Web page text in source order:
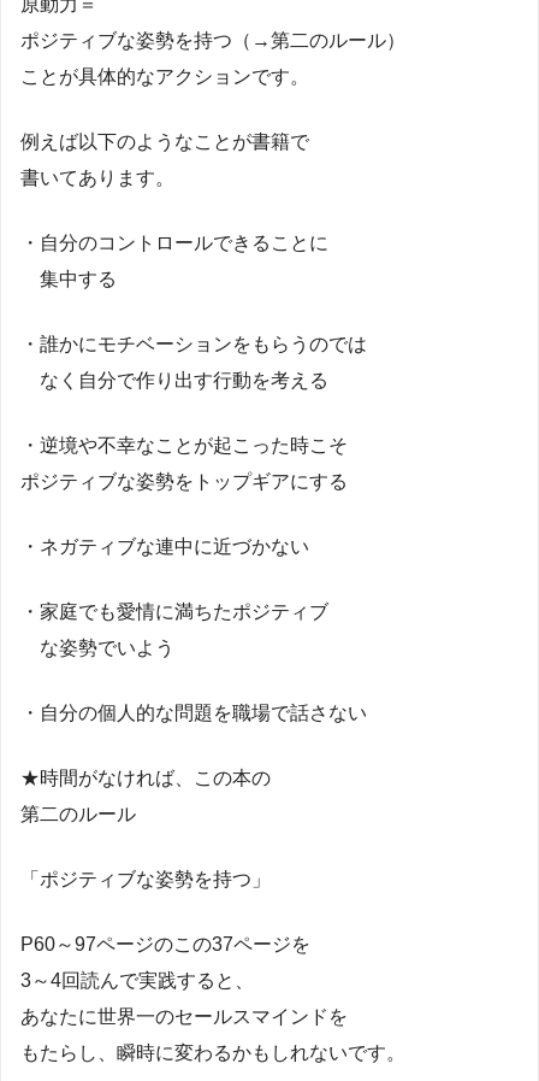
ポジティブな姿勢を持つ（→第二のルール）
ことが具体的なアクションです。
例えば以下のようなことが書籍で
書いてあります。
・自分のコントロールできることに
集中する
・誰かにモチベーションをもらうのでは
なく自分で作り出す行動を考える
・逆境や不幸なことが起こった時こそ
ポジティブな姿勢をトップギアにする
・ネガティブな連中に近づかない
・家庭でも愛情に満ちたポジティブ
な姿勢でいよう
・自分の個人的な問題を職場で話さない
★時間がなければ、この本の
第二のルール
「ポジティブな姿勢を持つ」
P60～97ページのこの37ページを
3～4回読んで実践すると、
あなたに世界一のセールスマインドを
もたらし、瞬時に変わるかもしれないです。